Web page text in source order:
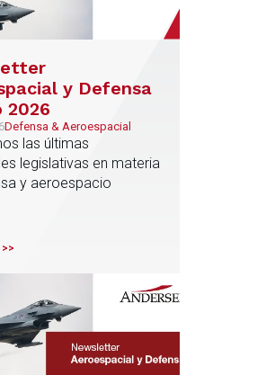
y Defensa
2026
Defensa & Aeroespacial
las últimas
legislativas en materia
y aeroespacio